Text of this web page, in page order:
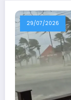
29/07/2026